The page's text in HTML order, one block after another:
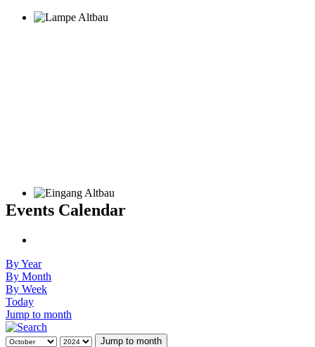
Events Calendar
By Year
By Month
By Week
Today
Jump to month
Jump to month